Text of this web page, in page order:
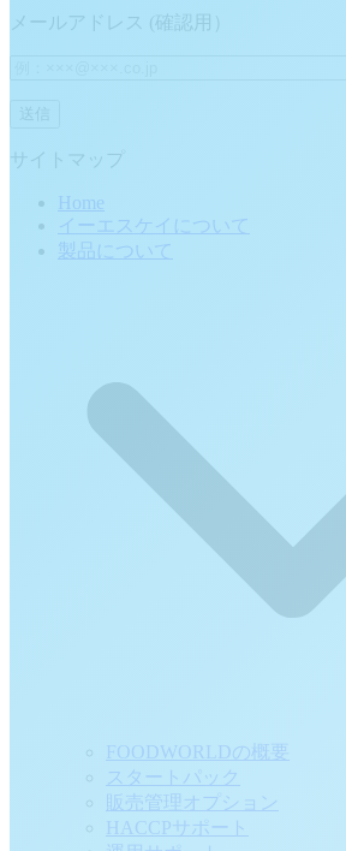
メールアドレス (確認用）
サイトマップ
Home
イーエスケイについて
製品について
FOODWORLDの概要
スタートパック
販売管理オプション
HACCPサポート